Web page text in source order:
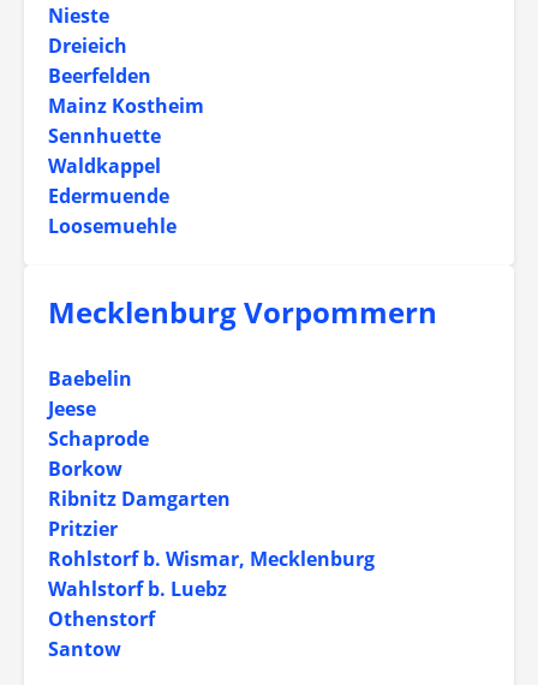
Nieste
Dreieich
Beerfelden
Mainz Kostheim
Sennhuette
Waldkappel
Edermuende
Loosemuehle
Mecklenburg Vorpommern
Baebelin
Jeese
Schaprode
Borkow
Ribnitz Damgarten
Pritzier
Rohlstorf b. Wismar, Mecklenburg
Wahlstorf b. Luebz
Othenstorf
Santow